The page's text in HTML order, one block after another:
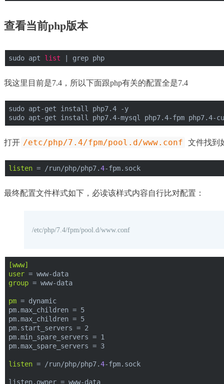
查看当前php版本
sudo apt list | grep php
我这里目前是7.4，所以下面跟php有关的配置全是7.4
sudo apt-get install php7.4 -y
sudo apt-get install php7.4-mysql php7.4-fpm php7.4-
打开 /etc/php/7.4/fpm/pool.d/www.conf 文件找到
listen = /run/php/php7.4-fpm.sock
最终配置文件样式如下，必读该样式内容自行比对配置：
/etc/php/7.4/fpm/pool.d/www.conf
[www]
user = www-data
group = www-data
pm = dynamic
pm.max_children = 5
pm.max_children = 5
pm.start_servers = 2
pm.min_spare_servers = 1
pm.max_spare_servers = 3
listen = /run/php/php7.4-fpm.sock
listen.owner = www-data